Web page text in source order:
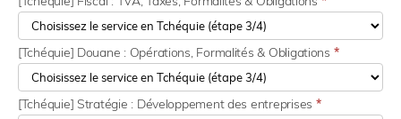
[Tchéquie] Douane : Opérations, Formalités & Obligations *
[Tchéquie] Stratégie : Développement des entreprises *